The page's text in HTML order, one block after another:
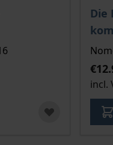
the options chosen on
Die
The
incl.